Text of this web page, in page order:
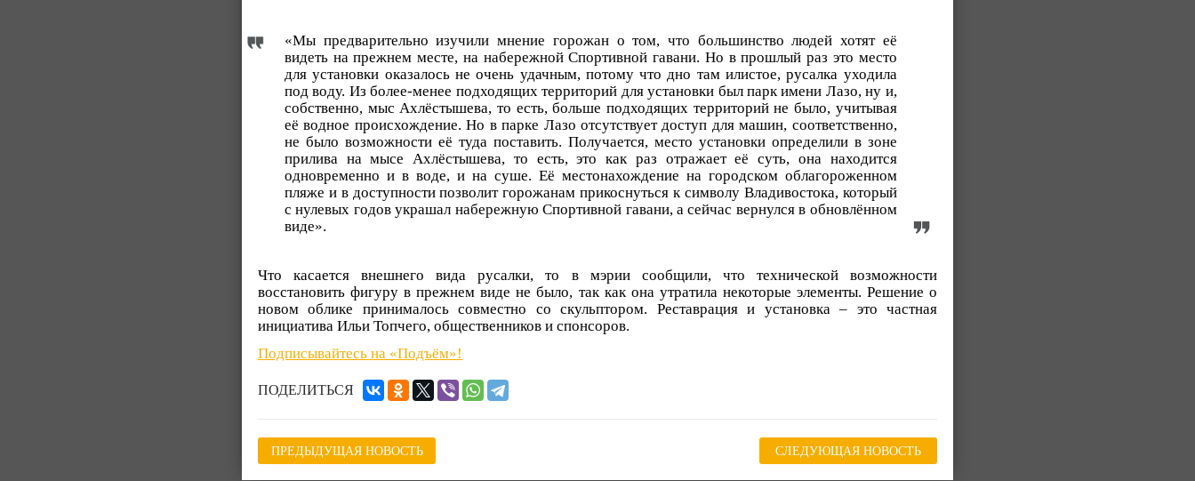
«Мы предварительно изучили мнение горожан о том, что большинство людей хотят её
видеть на прежнем месте, на набережной Спортивной гавани. Но в прошлый раз это место
для установки оказалось не очень удачным, потому что дно там илистое, русалка уходила
под воду. Из более-менее подходящих территорий для установки был парк имени Лазо, ну и,
собственно, мыс Ахлёстышева, то есть, больше подходящих территорий не было, учитывая
её водное происхождение. Но в парке Лазо отсутствует доступ для машин, соответственно,
не было возможности её туда поставить. Получается, место установки определили в зоне
прилива на мысе Ахлёстышева, то есть, это как раз отражает её суть, она находится
одновременно и в воде, и на суше. Её местонахождение на городском облагороженном
пляже и в доступности позволит горожанам прикоснуться к символу Владивостока, который
с нулевых годов украшал набережную Спортивной гавани, а сейчас вернулся в обновлённом
виде».
Что касается внешнего вида русалки, то в мэрии сообщили, что технической возможности
восстановить фигуру в прежнем виде не было, так как она утратила некоторые элементы. Решение о
новом облике принималось совместно со скульптором. Реставрация и установка – это частная
инициатива Ильи Топчего, общественников и спонсоров.
Подписывайтесь на «Подъём»!
ПОДЕЛИТЬСЯ
ПРЕДЫДУЩАЯ НОВОСТЬ СЛЕДУЮЩАЯ НОВОСТЬ